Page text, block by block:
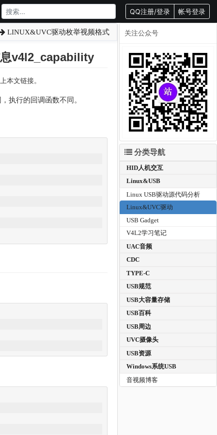
QQ注册/登录 帐号登录
LINUX&UVC驱动枚举视频格式
息v4l2_capability
本文链接。
执行的回调函数不同。
关注公众号
分类导航
HID人机交互
Linux&USB
Linux USB驱动源代码分析
Linux&UVC驱动
USB Gadget
V4L2学习笔记
UAC音频
CDC
TYPE-C
USB规范
USB大容量存储
USB百科
USB周边
UVC摄像头
USB资源
Windows系统USB
音视频博客